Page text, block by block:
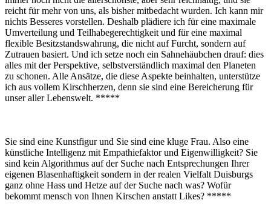
reicht für mehr von uns, als bisher mitbedacht wurden. Ich kann mir
nichts Besseres vorstellen. Deshalb plädiere ich für eine maximale
Umverteilung und Teilhabegerechtigkeit und für eine maximal
flexible Besitzstandswahrung, die nicht auf Furcht, sondern auf
Zutrauen basiert. Und ich setze noch ein Sahnehäubchen drauf: dies
alles mit der Perspektive, selbstverständlich maximal den Planeten
zu schonen. Alle Ansätze, die diese Aspekte beinhalten, unterstütze
ich aus vollem Kirschherzen, denn sie sind eine Bereicherung für
unser aller Lebenswelt. *****
Sie sind eine Kunstfigur und Sie sind eine kluge Frau. Also eine
künstliche Intelligenz mit Empathiefaktor und Eigenwilligkeit? Sie
sind kein Algorithmus auf der Suche nach Entsprechungen Ihrer
eigenen Blasenhaftigkeit sondern in der realen Vielfalt Duisburgs
ganz ohne Hass und Hetze auf der Suche nach was? Wofür
bekommt mensch von Ihnen Kirschen anstatt Likes? *****